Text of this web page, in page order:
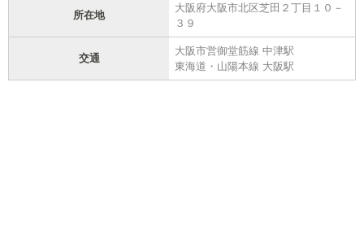
所在地
大阪府大阪市北区芝田２丁目１０－
３９
交通
大阪市営御堂筋線 中津駅
東海道・山陽本線 大阪駅